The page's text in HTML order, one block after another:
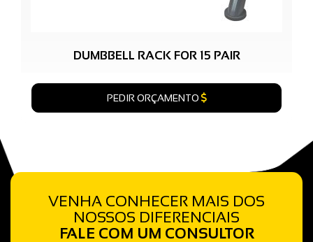
DUMBBELL RACK FOR 15 PAIR
PEDIR ORÇAMENTO
VENHA CONHECER MAIS DOS
NOSSOS DIFERENCIAIS
FALE COM UM CONSULTOR